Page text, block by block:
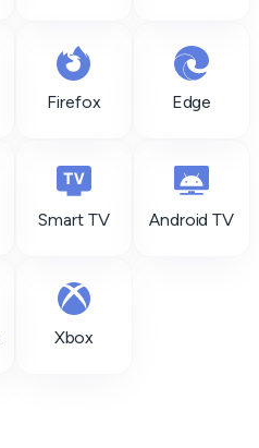
Firefox Edge
Smart TV Android TV
Xbox